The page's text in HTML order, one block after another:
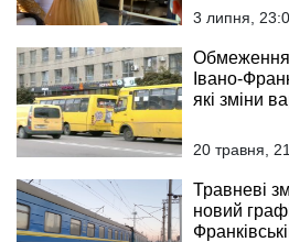
3 липня,
Обмеження
Івано-
які зміни
20 травня,
Травневі
новий